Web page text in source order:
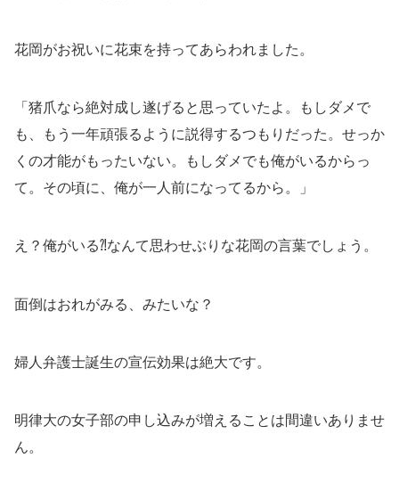
花岡がお祝いに花束を持ってあらわれました。
「猪爪なら絶対成し遂げると思っていたよ。もしダメで
も、もう一年頑張るように説得するつもりだった。せっか
くの才能がもったいない。もしダメでも俺がいるからっ
て。その頃に、俺が一人前になってるから。」
え？俺がいる⁈なんて思わせぶりな花岡の言葉でしょう。
面倒はおれがみる、みたいな？
婦人弁護士誕生の宣伝効果は絶大です。
明律大の女子部の申し込みが増えることは間違いありませ
ん。